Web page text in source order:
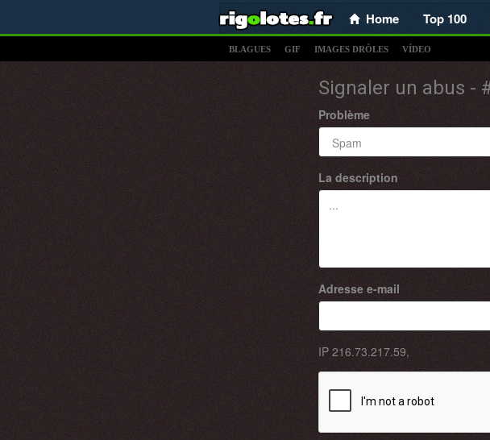
Home Top 100
BLAGUES GIF IMAGES DRÔLES VÍDEO
Signaler un abus -
Problème
La description
Adresse e-mail
IP 216.73.217.59,